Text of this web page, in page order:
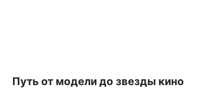
Путь от модели до звезды кино